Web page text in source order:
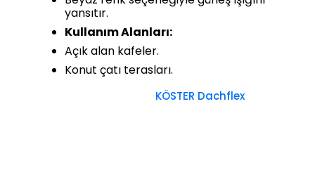
yansıtır.
Kullanım Alanları:
Açık alan kafeler.
Konut çatı terasları.
KÖSTER Dachflex